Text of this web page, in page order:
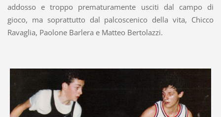
addosso e troppo prematuramente usciti dal campo di
gioco, ma soprattutto dal palcoscenico della vita, Chicco
Ravaglia, Paolone Barlera e Matteo Bertolazzi.